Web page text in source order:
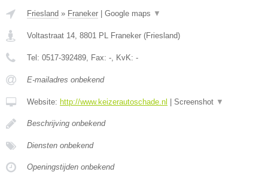
Friesland » Franeker Google maps ▼
Voltastraat 14, 8801 PL Franeker (Friesland)
Tel: 0517-392489, Fax: -, KvK: -
E-mailadres onbekend
Website: http://www.keizerautoschade.nl Screenshot ▼
Beschrijving onbekend
Diensten onbekend
Openingstijden onbekend